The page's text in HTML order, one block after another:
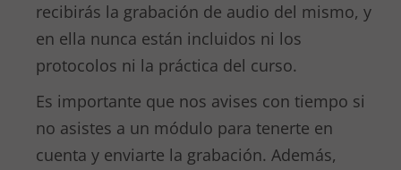
recibirás la grabación de audio del mismo, y
en ella nunca están incluidos ni los
protocolos ni la práctica del curso.
Es importante que nos avises con tiempo si
no asistes a un módulo para tenerte en
cuenta y enviarte la grabación. Además,